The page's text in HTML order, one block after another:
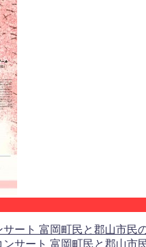
ート 富岡町民と郡山市民
サート 富岡町民と郡山